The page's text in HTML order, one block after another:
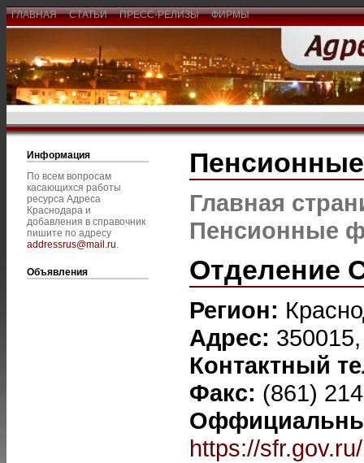
ГЛАВНАЯ СТАТЬИ ПРЕСС-РЕЛИЗЫ ФИРМЫ
Информация
По всем вопросам
касающихся работы
ресурса Адреса
Краснодара и
добавления в справочник
пишите по адресу
addressrus@mail.ru.
Объявления
Главная
Пенсионные
Отделение
Регион:
Адрес:
Контактный
Факс: (861)
https://